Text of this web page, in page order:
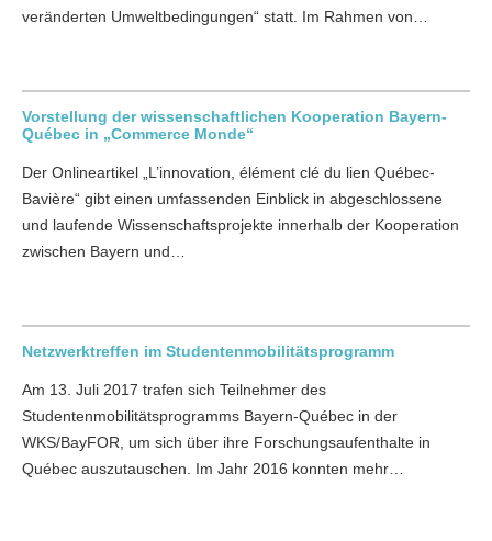
veränderten Umweltbedingungen“ statt. Im Rahmen von…
Vorstellung der wissenschaftlichen Kooperation Bayern-
Québec in „Commerce Monde“
Der Onlineartikel „L’innovation, élément clé du lien Québec-
Bavière“ gibt einen umfassenden Einblick in abgeschlossene
und laufende Wissenschaftsprojekte innerhalb der Kooperation
zwischen Bayern und…
Netzwerktreffen im Studentenmobilitätsprogramm
Am 13. Juli 2017 trafen sich Teilnehmer des
Studentenmobilitätsprogramms Bayern-Québec in der
WKS/BayFOR, um sich über ihre Forschungsaufenthalte in
Québec auszutauschen. Im Jahr 2016 konnten mehr…